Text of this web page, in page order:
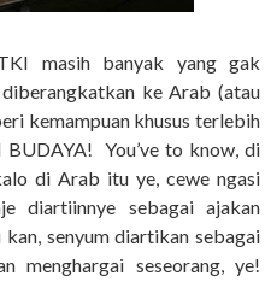
masih banyak yang gak
ke Arab (atau
kemampuan khusus terlebih
You’ve to know, di
di Arab itu ye, cewe ngasi
diartiinnye sebagai ajakan
kan, senyum diartikan sebagai
menghargai seseorang, ye!